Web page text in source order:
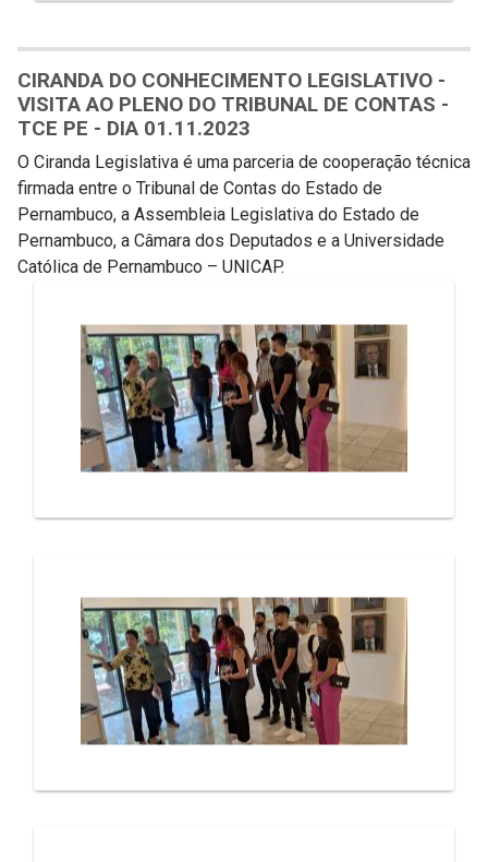
CIRANDA DO CONHECIMENTO LEGISLATIVO -
VISITA AO PLENO DO TRIBUNAL DE CONTAS -
TCE PE - DIA 01.11.2023
O Ciranda Legislativa é uma parceria de cooperação técnica
firmada entre o Tribunal de Contas do Estado de
Pernambuco, a Assembleia Legislativa do Estado de
Pernambuco, a Câmara dos Deputados e a Universidade
Católica de Pernambuco – UNICAP.